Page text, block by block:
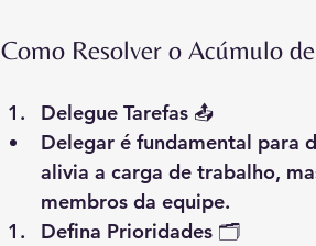
Como Resolver o Acúmulo
Delegue Tarefas 📤
Delegar é fundamental para
alivia a carga de trabalho,
membros da equipe.
Defina Prioridades 🗂️